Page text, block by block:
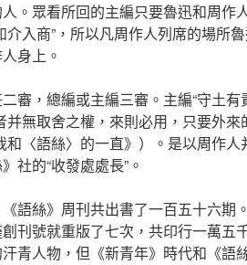
。眾看所回的主編只要魯迅和周作
入商”，所以凡周作人列席的場所
身上。
審，總編或主編三審。主編“守土有
無取舍之權，來則必用，只要外
〈語絲〉的一直》）。是以周作人
社的“收發處處長”。
語絲》周刊共出書了一百五十六期
刊號就重版了七次，共印行一萬五
青人物，但《新青年》時代和《語